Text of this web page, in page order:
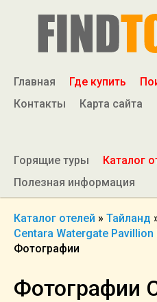
Главная Где купить
Контакты
Карта сайта
Горящие туры Каталог
Полезная информация
Каталог отелей » Тайланд
Centara Watergate
Фотографии
Фотографии